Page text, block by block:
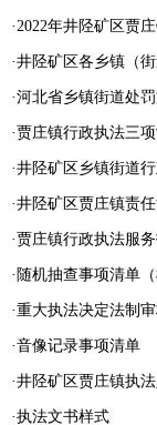
·2022年井陉矿区贾
·井陉矿区各乡镇（
·河北省乡镇街道处
· 贾庄镇行政执法三
·井陉矿区乡镇街道
·井陉矿区贾庄镇责
· 贾庄镇行政执法服
· 随机抽查事项清单（
·重大执法决定法制
·音像记录事项清单
·井陉矿区贾庄镇执法
·执法文书样式